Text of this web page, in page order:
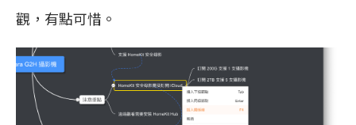
觀，有點可惜。